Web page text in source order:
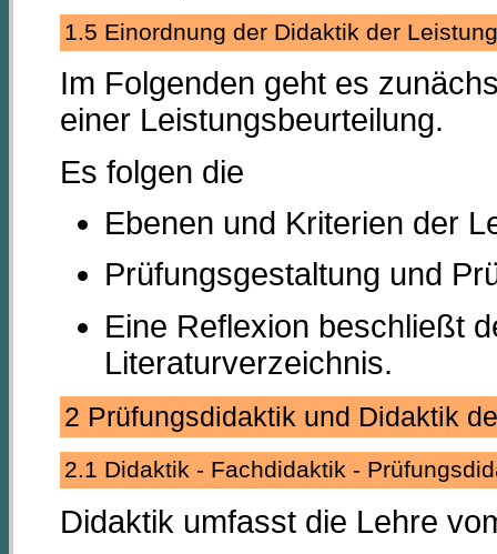
1.5 Einordnung der Didaktik der
Im Folgenden geht es
einer Leistungsbeurteilung.
Es folgen die
Ebenen und Kriterien der
Prüfungsgestaltung und
Eine Reflexion beschließt
Literaturverzeichnis.
2 Prüfungsdidaktik und Didaktik
2.1 Didaktik - Fachdidaktik -
Didaktik umfasst die Lehre